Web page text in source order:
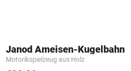
Janod Ameisen-Kugelbahn
Motorikspielzeug aus Holz